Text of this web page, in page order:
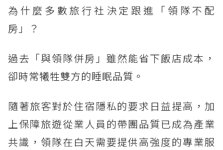
為什麼多數旅行社決定跟進「領隊不配
房」？
過去「與領隊併房」雖然能省下飯店成本，
卻時常犧牲雙方的睡眠品質。
隨著旅客對於住宿隱私的要求日益提高，加
上保障旅遊從業人員的帶團品質已成為產業
共識，領隊在白天需要提供高強度的專業服